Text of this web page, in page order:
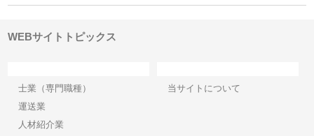
WEBサイトトピックス
士業（専門職種）
運送業
人材紹介業
当サイトについて